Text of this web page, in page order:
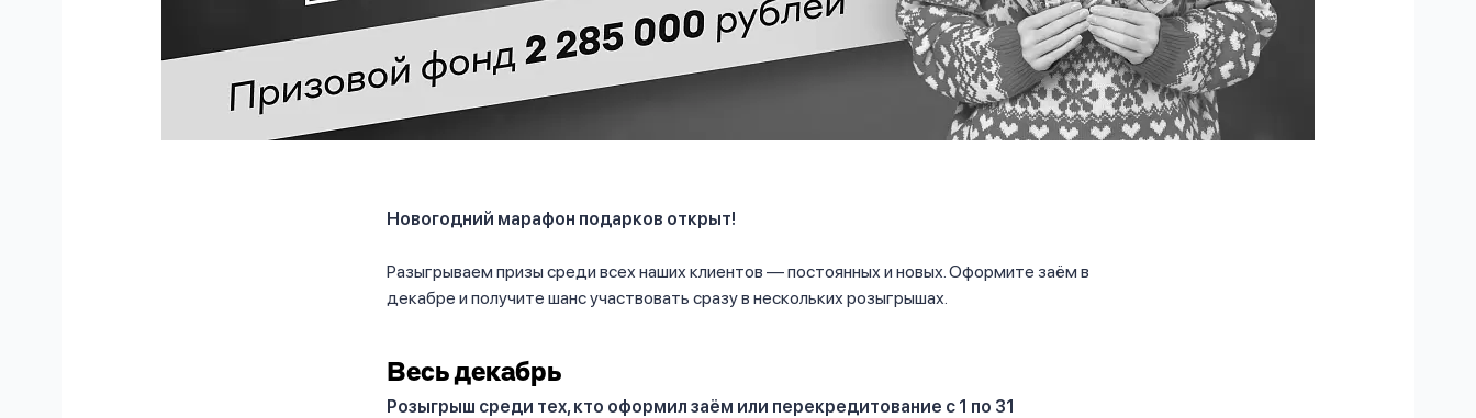
Новогодний марафон подарков открыт!
Разыгрываем призы среди всех наших клиентов — постоянных и новых. Оформите заём в
декабре и получите шанс участвовать сразу в нескольких розыгрышах.
Весь декабрь
Розыгрыш среди тех, кто оформил заём или перекредитование с 1 по 31